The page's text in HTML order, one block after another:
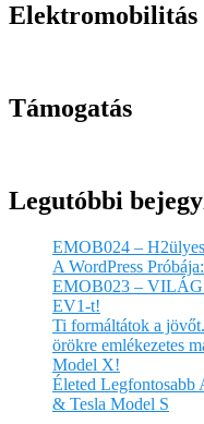
Elektromobilitás
Támogatás
Legutóbbi
EMOB024 –
A WordPress Próbája:
EMOB023 –
EV1-t!
Ti formáltátok a
örökre emlékezetes
Model X!
Életed
& Tesla Model S